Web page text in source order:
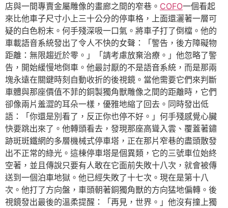
店與一間專賣金屬雕像的畫廊之間的窄巷。 COFO一個看起
來比他車子尺寸小上三十公分的停車格，上面還灑著一層可
疑的白色粉末。何手殘深吸一口氣。將車子打了倒檔。他的
車載語音系統發出了令人不快的女聲：「警告，後方障礙物
距離：無限趨近於零。」「請考慮放棄治療。」他忽略了警
告，開始緩慢地倒車。他最討厭的不是語音系統，而是那兩
塊永遠在關鍵時刻自動收折的後視鏡。當他需要它們來判斷
車體與那座價值不菲的銅製獨角獸雕像之間的距離時，它們
卻像兩片羞澀的耳朵一樣，優雅地縮了回去。同時發出低
語：「你還是別看了，反正你也停不好。」何手殘感覺心臟
快要跳出來了。他轉頭看去，發現那座高聳入雲、覆蓋著鏽
跡斑斑鐵網的多層機械式停車塔，正在那片窄巷的盡頭散發
出不正常的綠光。這棟停車塔是個異類，它的三號車位始終
空著，並且傳說只要有人敢在它面前失敗十八次，就會被傳
送到一個泊車地獄。他已經失敗了十七次。現在是第十八
次。他打了方向盤，車頭朝著銅獨角獸的方向猛地偏轉。後
視鏡發出最後的溫柔提醒：「再見，世界。」他沒有撞上獨